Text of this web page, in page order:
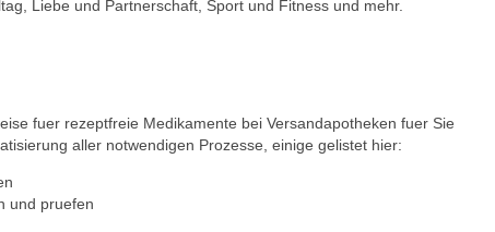
Liebe und Partnerschaft, Sport und Fitness und mehr.
fuer rezeptfreie Medikamente bei Versandapotheken fuer Sie
aller notwendigen Prozesse, einige gelistet hier:
und pruefen